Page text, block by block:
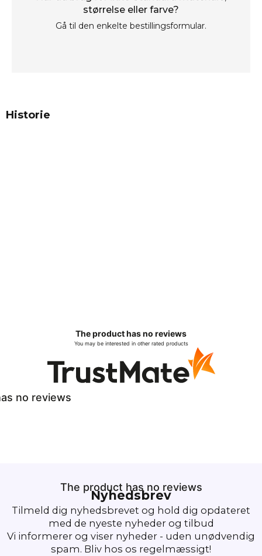
størrelse eller farve?
Gå til den enkelte bestillingsformular.
Historie
The product has no reviews
You may be interested in other rated products
no reviews
The product has no reviews
Nyhedsbrev
Tilmeld dig nyhedsbrevet og hold dig opdateret
med de nyeste nyheder og tilbud
Vi informerer og viser nyheder - uden unødvendig
spam. Bliv hos os regelmæssigt!